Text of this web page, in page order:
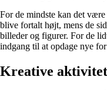
For de mindste kan det
blive fortalt højt, mens de
billeder og figurer. For de
indgang til at opdage nye
Kreative